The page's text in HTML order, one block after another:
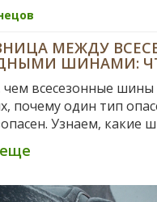
МЕЖДУ
ШИНАМИ:
чем всесезонные
почему один тип
Узнаем, какие
или
маркетинговые уловки.